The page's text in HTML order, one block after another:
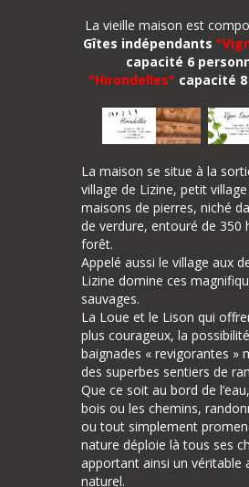
La vieille maison est
Gîtes indépendants
capacité 6
"Hirondelles" capacité
La maison se situe à la
village de Lizine, petit
maisons de pierres, niché
de verdure, entouré de 350
forêt.
Appelé aussi le village aux
Lizine domine ces
sauvages.
La Loue et le Lison qui
plus courageux, la
baignades « revigorantes »
des superbes sentiers de
Que ce soit au bord de
bois ou les chemins,
ou tout simplement
nature déploie là tous ses
apportant ainsi un véritable
naturel.